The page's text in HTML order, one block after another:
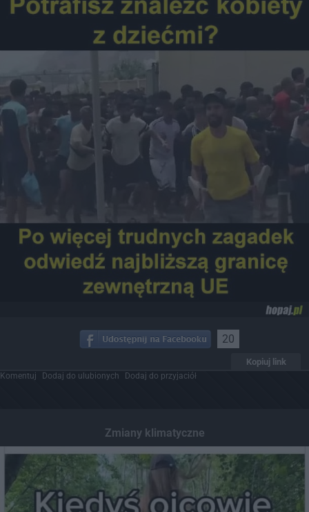
20
Kopiuj link
Komentuj Dodaj do ulubionych Dodaj do przyjaciół
Zmiany klimatyczne